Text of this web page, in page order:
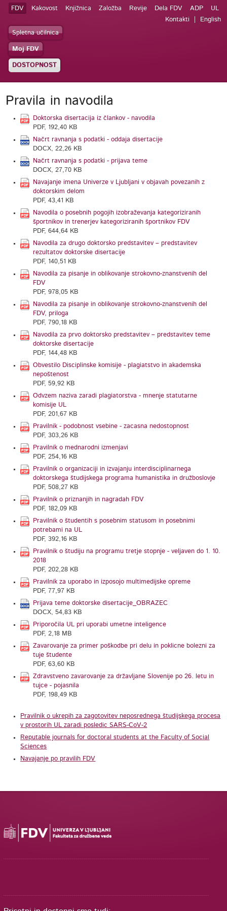
FDV Kakovost Knjižnica Založba Revije Dela FDV ADP
UL
Kontakti
English
Spletna učilnica
Moj FDV
DOSTOPNOST
Pravila in navodila
Doktorska disertacija iz člankov - navodila
PDF, 192,40 KB
Načrt ravnanja s podatki - oddaja disertacije
DOCX, 22,26 KB
Načrt ravnanja s podatki - prijava teme
DOCX, 27,70 KB
Navajanje imena Univerze v Ljubljani v objavah povezanih z
doktorskim delom
PDF, 43,41 KB
Navodila o posebnih pogojih izobraževanja kategoriziranih
športnikov in trenerjev kategoriziranih športnikov FDV
PDF, 644,64 KB
Navodila za drugo doktorsko predstavitev – predstavitev
rezultatov doktorske disertacije
PDF, 140,51 KB
Navodila za pisanje in oblikovanje strokovno-znanstvenih del
FDV
PDF, 978,05 KB
Navodila za pisanje in oblikovanje strokovno-znanstvenih del
FDV, priloga
PDF, 790,18 KB
Navodila za prvo doktorsko predstavitev – predstavitev teme
doktorske disertacije
PDF, 144,48 KB
Obvestilo Disciplinske komisije - plagiatstvo in akademska
nepoštenost
PDF, 59,92 KB
Odvzem naziva zaradi plagiatorstva - mnenje statutarne
komisije UL
PDF, 201,67 KB
Pravilnik - podobnost vsebine - zacasna nedostopnost
PDF, 303,26 KB
Pravilnik o mednarodni izmenjavi
PDF, 254,16 KB
Pravilnik o organizaciji in izvajanju interdisciplinarnega
doktorskega študijskega programa humanistika in družboslovje
PDF, 508,27 KB
Pravilnik o priznanjih in nagradah FDV
PDF, 182,09 KB
Pravilnik o študentih s posebnim statusom in posebnimi
potrebami na UL
PDF, 392,16 KB
Pravilnik o študiju na programu tretje stopnje - veljaven do 1. 10.
2018
PDF, 202,28 KB
Pravilnik za uporabo in izposojo multimedijske opreme
PDF, 77,97 KB
Prijava teme doktorske disertacije_OBRAZEC
DOCX, 54,83 KB
Priporočila UL pri uporabi umetne inteligence
PDF, 2,18 MB
Zavarovanje za primer poškodbe pri delu in poklicne bolezni za
tuje študente
PDF, 63,60 KB
Zdravstveno zavarovanje za državljane Slovenije po 26. letu in
tujce - pojasnila
PDF, 198,49 KB
Pravilnik o ukrepih za zagotovitev neposrednega študijskega procesa
v prostorih UL zaradi posledic SARS-CoV-2
Reputable journals for doctoral students at the Faculty of Social
Sciences
Navajanje po pravilih FDV